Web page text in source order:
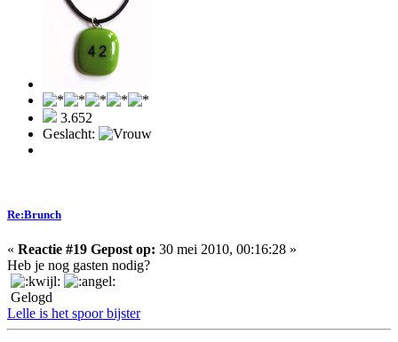
3.652
Geslacht:
Re:Brunch
« Reactie #19 Gepost op: 30 mei 2010, 00:16:28 »
Heb je nog gasten nodig?
Gelogd
Lelle is het spoor bijster